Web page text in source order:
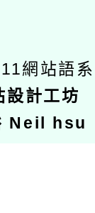
網站語
計工坊
Neil hsu